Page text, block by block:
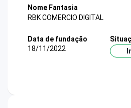
Nome Fantasia
RBK COMERCIO DIGITAL
Data de fundação
18/11/2022